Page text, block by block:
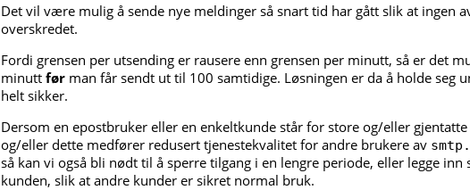
Det vil være mulig å sende nye meldinger så snart tid har gått slik at ingen
overskredet.
Fordi grensen per utsending er rausere enn grensen per minutt, så er det
minutt før man får sendt ut til 100 samtidige. Løsningen er da å holde seg
helt sikker.
Dersom en epostbruker eller en enkeltkunde står for store og/eller
og/eller dette medfører redusert tjenestekvalitet for andre brukere av
så kan vi også bli nødt til å sperre tilgang i en lengre periode, eller legge
kunden, slik at andre kunder er sikret normal bruk.